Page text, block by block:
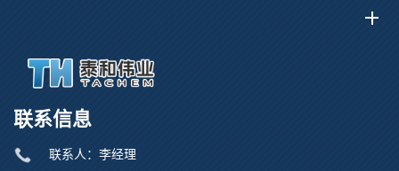
联系信息
联系人：李经理